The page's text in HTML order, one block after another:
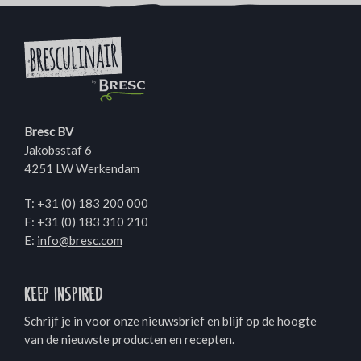
Bresc BV
Jakobsstaf 6
4251 LW Werkendam
T: +31 (0) 183 200 000
F: +31 (0) 183 310 210
E: info@bresc.com
Keep inspired
Schrijf je in voor onze nieuwsbrief en blijf op de hoogte
van de nieuwste producten en recepten.